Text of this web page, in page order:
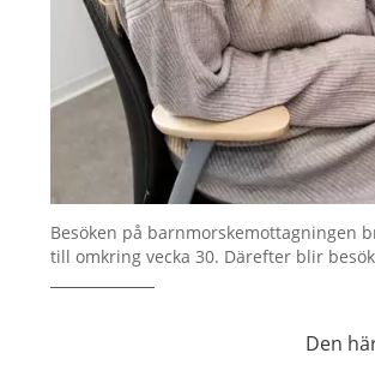
Besöken på barnmorskemottagningen
till omkring vecka 30. Därefter blir
Den